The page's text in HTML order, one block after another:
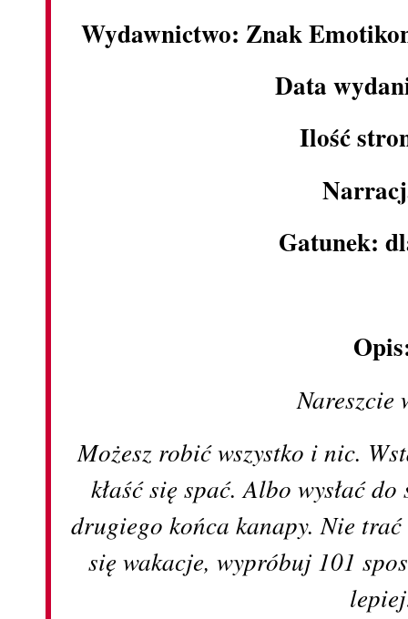
Wydawnictwo: Znak
Data
Ilość
Gatunek:
Nareszcie
Możesz robić wszystko i nic.
kłaść się spać. Albo wysłać
drugiego końca kanapy. Nie
się wakacje, wypróbuj 101